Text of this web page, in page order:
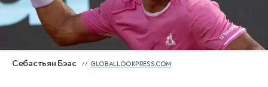
Себастьян Бэас GLOBALLOOKPRESS.COM